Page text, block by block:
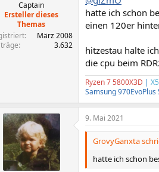
Captain
Ersteller dieses
Themas
März 2008
3.632
hatte ich schon
einen 120er
hitzestau halte
die cpu beim
Ryzen 7 5800X3D |
Samsung 970EvoPlus
9. Mai 2021
GrovyGanxta
hatte ich schon